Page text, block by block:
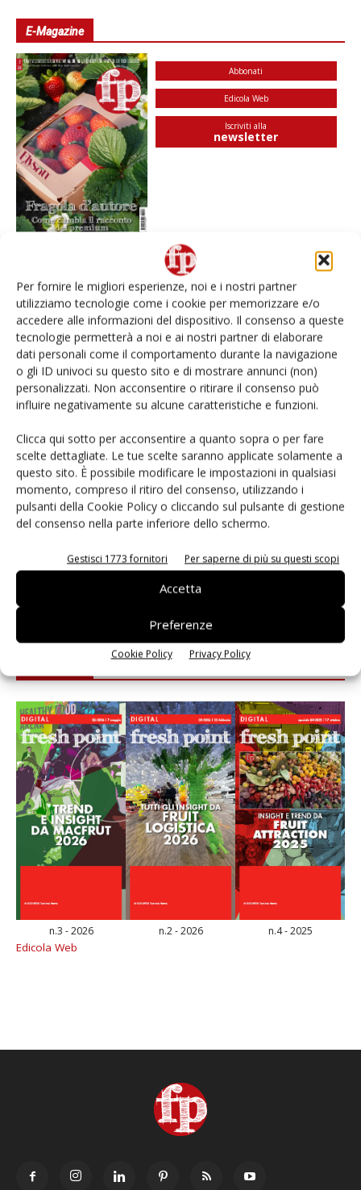
Per fornire le migliori esperienze, noi e i nostri partner
utilizziamo tecnologie come i cookie per memorizzare e/o
accedere alle informazioni del dispositivo. Il consenso a queste
tecnologie permetterà a noi e ai nostri partner di elaborare
dati personali come il comportamento durante la navigazione
o gli ID univoci su questo sito e di mostrare annunci (non)
personalizzati. Non acconsentire o ritirare il consenso può
influire negativamente su alcune caratteristiche e funzioni.
Clicca qui sotto per acconsentire a quanto sopra o per fare
scelte dettagliate. Le tue scelte saranno applicate solamente a
questo sito. È possibile modificare le impostazioni in qualsiasi
momento, compreso il ritiro del consenso, utilizzando i
pulsanti della Cookie Policy o cliccando sul pulsante di gestione
del consenso nella parte inferiore dello schermo.
Gestisci 1773 fornitori Per saperne di più su questi scopi
Accetta
Preferenze
Cookie Policy Privacy Policy
E-Magazine
Abbonati
Edicola Web
Iscriviti alla
newsletter
I più visti
Spazio Conad: continua la conversione dei punti di
vendita
L’ortofrutta di Extra Supermercati tra localismo e
Ai #Repartofresh
Non è una susina: è Metis… e può rivoluzionare la
categoria
Andamento prezzi ortofrutta in Italia al 27 luglio
2026
Apofruit, estate da record per il bio: Canova e
ViviToscano crescono a doppia cifra
n.3 - 2026 n.2 - 2026 n.4 - 2025
Edicola Web